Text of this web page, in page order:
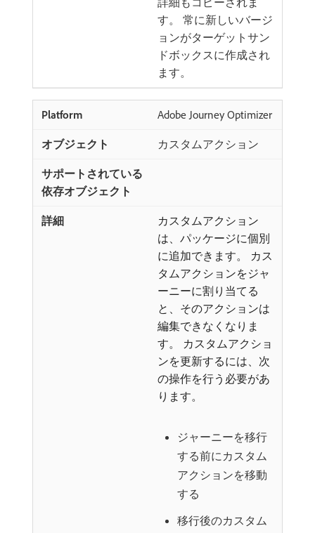
す。 常に新しいバージ
ョンがターゲットサン
ドボックスに作成され
ます。
Adobe Journey Optimizer
カスタムアクション
カスタムアクション
は、パッケージに個別
に追加できます。 カス
タムアクションをジャ
ーニーに割り当てる
と、そのアクションは
編集できなくなりま
す。 カスタムアクショ
ンを更新するには、次
の操作を行う必要があ
ります。
ジャーニーを移行
する前にカスタム
アクションを移動
する
移行後のカスタム